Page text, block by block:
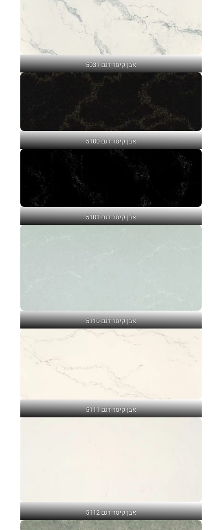
אבן קיסר דגם 5031
אבן קיסר דגם 5100
אבן קיסר דגם 5101
אבן קיסר דגם 5110
אבן קיסר דגם 5111
אבן קיסר דגם 5112